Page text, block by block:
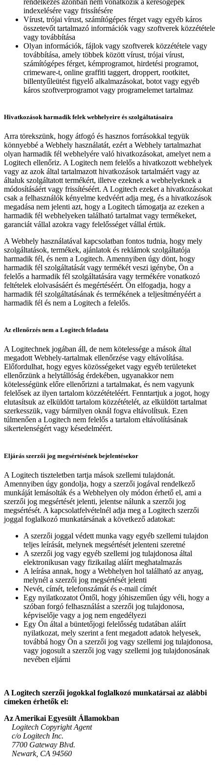
indexelésére vagy frissítésére
Vírust, trójai vírust, számítógépes férget vagy egyéb káros
összetevőt tartalmazó információk vagy szoftverek közzététele
vagy továbbítása
Olyan információk, fájlok vagy szoftverek közzététele vagy
továbbítása, amely többek között vírust, trójai vírust,
számítógépes férget, kémprogramot, hirdetési programot,
crimeware-t, online graffiti taggert, droppert, rootkitet,
billentyűleütést figyelő alkalmazásokat, botot vagy egyéb
káros szoftverprogramot vagy programelemet tartalmaz
Hivatkozások harmadik felek webhelyeire és szolgáltatásaira
Arra törekszünk, hogy átfogó és hasznos forrásokkal tegyük
könnyebbé a Webhely használatát, ezért a Webhely tartalmazhat
olyan harmadik fél webhelyére való hivatkozásokat, amelyet nem a
Logitech ellenőriz. A Logitech nem felelős a hivatkozott webhelyek
vagy az azok által tartalmazott hivatkozások tartalmáért vagy az
általuk szolgáltatott termékért, illetve ezeknek a webhelyeknek a
módosításáért vagy frissítéséért. A Logitech ezeket a hivatkozásokat
csak a felhasználók kényelme kedvéért adja meg, és a hivatkozások
megadása nem jelenti azt, hogy a Logitech támogatja az ezeken a
harmadik fél webhelyeken található tartalmat vagy termékeket,
garanciát vállal azokra vagy felelősséget vállal értük.
A Webhely használatával kapcsolatban fontos tudnia, hogy mely
szolgáltatások, termékek, ajánlatok és reklámok szolgáltatója
harmadik fél, és nem a Logitech. Amennyiben úgy dönt, hogy
harmadik fél szolgáltatását vagy termékét veszi igénybe, Ön a
felelős a harmadik fél szolgáltatására vagy termékére vonatkozó
feltételek elolvasásáért és megértéséért. Ön elfogadja, hogy a
harmadik fél szolgáltatásának és termékének a teljesítményéért a
harmadik fél és nem a Logitech a felelős.
Az ellenőrzés nem a Logitech feladata
A Logitechnek jogában áll, de nem kötelessége a mások által
megadott Webhely-tartalmak ellenőrzése vagy eltávolítása.
Előfordulhat, hogy egyes közösségeket vagy egyéb területeket
ellenőrzünk a helytállóság érdekében, ugyanakkor nem
kötelességünk előre ellenőrizni a tartalmakat, és nem vagyunk
felelősek az ilyen tartalom közzétételéért. Fenntartjuk a jogot, hogy
elutasítsuk az elküldött tartalom közzétételét, az elküldött tartalmat
szerkesszük, vagy bármilyen oknál fogva eltávolítsuk. Ezen
túlmenően a Logitech nem felelős a tartalom eltávolításának
sikertelenségért vagy késedelméért.
Eljárás szerzői jog megsértésének bejelentésekor
A Logitech tiszteletben tartja mások szellemi tulajdonát.
Amennyiben úgy gondolja, hogy a szerzői jogával rendelkező
munkáját lemásolták és a Webhelyen oly módon érhető el, ami a
szerzői jog megsértését jelenti, jelentse nálunk a szerzői jog
megsértését. A kapcsolatfelvételnél adja meg a Logitech szerzői
joggal foglalkozó munkatársának a következő adatokat:
A szerzői joggal védett munka vagy egyéb szellemi tulajdon
teljes leírását, melynek megsértését jelenteni szeretné
A szerzői jog vagy egyéb szellemi jog tulajdonosa által
elektronikusan vagy fizikailag aláírt meghatalmazás
A leírása annak, hogy a Webhelyen hol található az anyag,
melynél a szerzői jog megsértését jelenti
Nevét, címét, telefonszámát és e-mail címét
Egy nyilatkozatot Öntől, hogy jóhiszeműen úgy véli, hogy a
szóban forgó felhasználást a szerzői jog tulajdonosa,
képviselője vagy a jog nem engedélyezi
Egy Ön által a büntetőjogi felelősség tudatában aláírt
nyilatkozat, mely szerint a fent megadott adatok helyesek,
továbbá hogy Ön a szerzői jog vagy szellemi jog tulajdonosa,
vagy jogosult a szerzői jog vagy szellemi jog tulajdonosának
nevében eljárni
A Logitech szerzői jogokkal foglalkozó munkatársai az alábbi
címeken érhetők el:
Az Amerikai Egyesült Államokban
Logitech Copyright Agent
c/o Logitech Inc.
7700 Gateway Blvd.
Newark, CA 94560